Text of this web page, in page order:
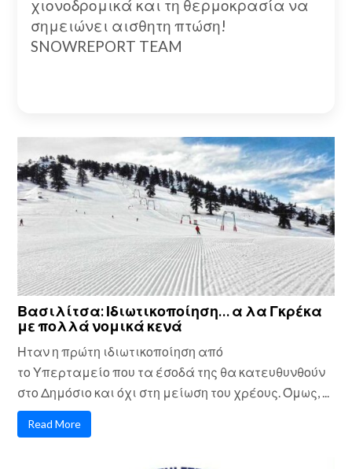
χιονοδρομικά και τη θερμοκρασία να
σημειώνει αισθητη πτώση!
SNOWREPORT TEAM
Βασιλίτσα: Ιδιωτικοποίηση… α λα Γκρέκα
με πολλά νομικά κενά
Ηταν η πρώτη ιδιωτικοποίηση από
το Υπερταμείο που τα έσοδά της θα κατευθυνθούν
στο Δημόσιο και όχι στη μείωση του χρέους. Όμως, ...
Read More